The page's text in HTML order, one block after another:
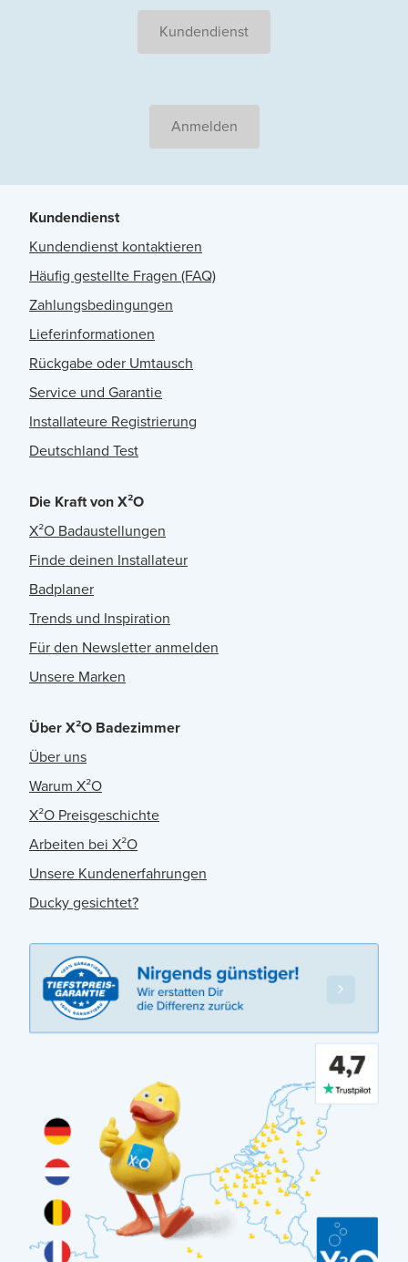
Kundendienst
Anmelden
Kundendienst
Kundendienst kontaktieren
Häufig gestellte Fragen (FAQ)
Zahlungsbedingungen
Lieferinformationen
Rückgabe oder Umtausch
Service und Garantie
Installateure Registrierung
Deutschland Test
Die Kraft von X²O
X²O Badaustellungen
Finde deinen Installateur
Badplaner
Trends und Inspiration
Für den Newsletter anmelden
Unsere Marken
Über X²O Badezimmer
Über uns
Warum X²O
X²O Preisgeschichte
Arbeiten bei X²O
Unsere Kundenerfahrungen
Ducky gesichtet?